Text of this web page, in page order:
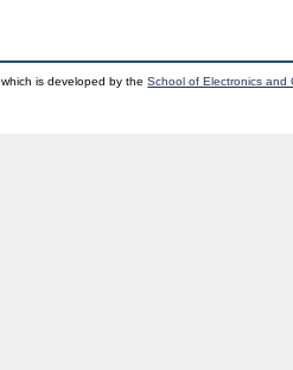
which is developed by theSchool of Electronics and